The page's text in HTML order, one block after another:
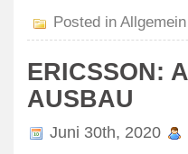
Posted in Allgemein
ERICSSON:
AUSBAU
Juni 30th, 2020